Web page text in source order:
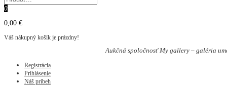
0
0,00 €
Váš nákupný košík je prázdny!
Aukčná spoločnosť My gallery – galéria
Registrácia
Prihlásenie
Náš príbeh